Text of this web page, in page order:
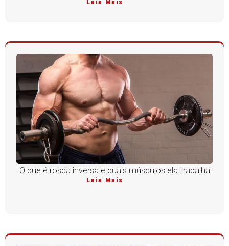
Leia Mais
O que é rosca inversa e quais músculos ela trabalha
Leia Mais